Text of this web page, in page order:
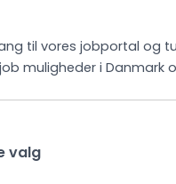
til vores jobportal og
muligheder i Danmark
valg